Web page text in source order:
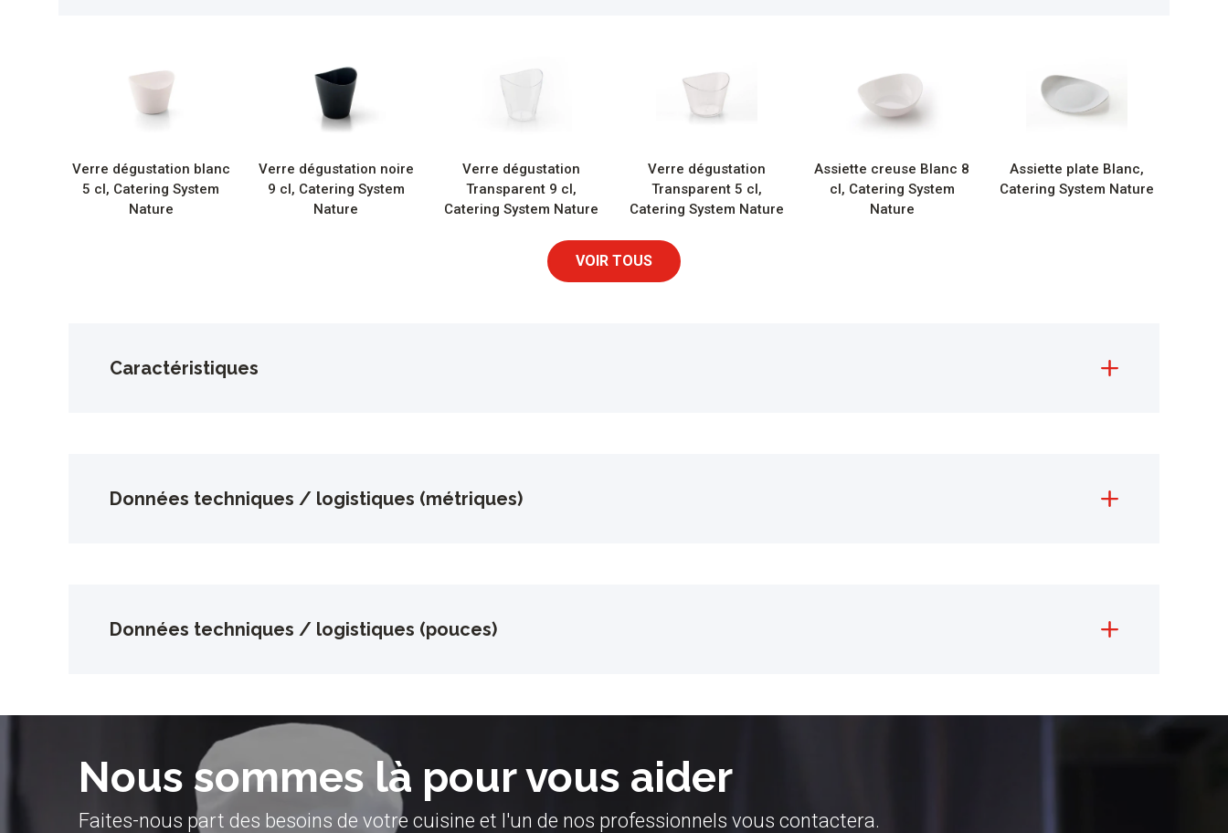
Verre dégustation blanc
5 cl, Catering System
Nature
Verre dégustation noire
9 cl, Catering System
Nature
Verre dégustation
Transparent 9 cl,
Catering System Nature
Verre dégustation
Transparent 5 cl,
Catering System Nature
Assiette creuse Blanc 8
cl, Catering System
Nature
Assiette plate Blanc,
Catering System Nature
VOIR TOUS
Caractéristiques
Données techniques / logistiques (métriques)
Données techniques / logistiques (pouces)
Nous sommes là pour vous aider
Faites-nous part des besoins de votre cuisine et l'un de nos professionnels vous contactera.